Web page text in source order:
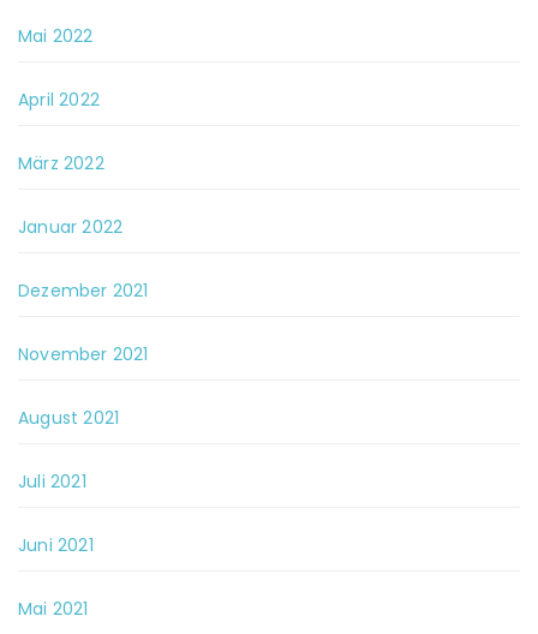
Mai 2022
April 2022
März 2022
Januar 2022
Dezember 2021
November 2021
August 2021
Juli 2021
Juni 2021
Mai 2021